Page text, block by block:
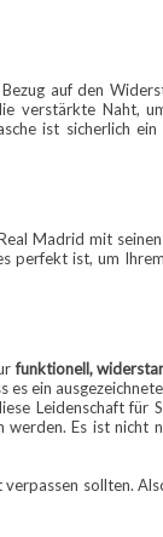
auf den
verstärkte Naht,
ist sicherlich
Madrid mit
perfekt ist, um
funktionell,
es ein
Leidenschaft für
werden. Es ist nicht
sollten.